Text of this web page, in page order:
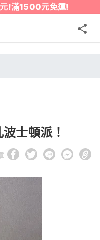
!滿1500元免運!
士頓派！